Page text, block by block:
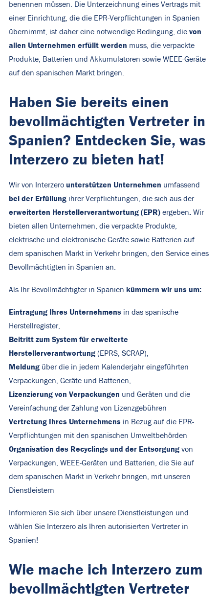
benennen müssen. Die Unterzeichnung eines Vertrags mit
einer Einrichtung, die die EPR-Verpflichtungen in Spanien
übernimmt, ist daher eine notwendige Bedingung, die von
allen Unternehmen erfüllt werden muss, die verpackte
Produkte, Batterien und Akkumulatoren sowie WEEE-Geräte
auf den spanischen Markt bringen.
Haben Sie bereits einen
bevollmächtigten Vertreter in
Spanien? Entdecken Sie, was
Interzero zu bieten hat!
Wir von Interzero unterstützen Unternehmen umfassend
bei der Erfüllung ihrer Verpflichtungen, die sich aus der
erweiterten Herstellerverantwortung (EPR) ergeben. Wir
bieten allen Unternehmen, die verpackte Produkte,
elektrische und elektronische Geräte sowie Batterien auf
dem spanischen Markt in Verkehr bringen, den Service eines
Bevollmächtigten in Spanien an.
Als Ihr Bevollmächtigter in Spanien kümmern wir uns um:
Eintragung Ihres Unternehmens in das spanische
Herstellregister,
Beitritt zum System für erweiterte
Herstellerverantwortung (EPRS, SCRAP),
Meldung über die in jedem Kalenderjahr eingeführten
Verpackungen, Geräte und Batterien,
Lizenzierung von Verpackungen und Geräten und die
Vereinfachung der Zahlung von Lizenzgebühren
Vertretung Ihres Unternehmens in Bezug auf die EPR-
Verpflichtungen mit den spanischen Umweltbehörden
Organisation des Recyclings und der Entsorgung von
Verpackungen, WEEE-Geräten und Batterien, die Sie auf
dem spanischen Markt in Verkehr bringen, mit unseren
Dienstleistern
Informieren Sie sich über unsere Dienstleistungen und
wählen Sie Interzero als Ihren autorisierten Vertreter in
Spanien!
Wie mache ich Interzero zum
bevollmächtigten Vertreter